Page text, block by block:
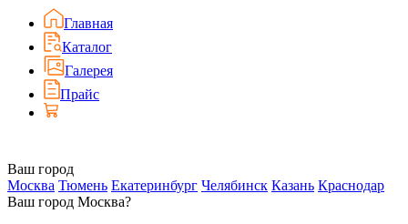
Главная
Каталог
Галерея
Прайс
Ваш город
Москва Тюмень Екатеринбург Челябинск Казань Краснодар
Ваш город Москва?